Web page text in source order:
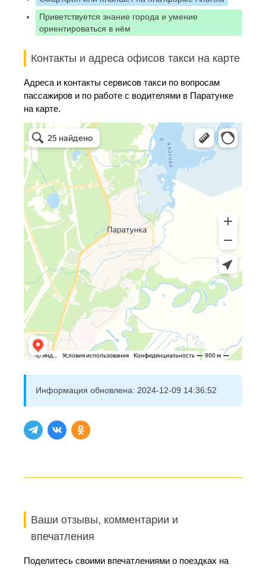
Приветствуется знание города и умение
ориентироваться в нём
Контакты и адреса офисов такси на карте
Адреса и контакты сервисов такси по вопросам
пассажиров и по работе с водителями в Паратунке
на карте.
Информация обновлена: 2024-12-09 14:36:52
Ваши отзывы, комментарии и
впечатления
Поделитесь своими впечатлениями о поездках на